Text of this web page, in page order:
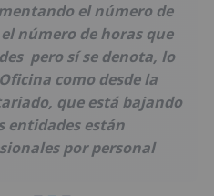
el número de
número de horas que
pero sí se denota, lo
como desde la
que está bajando
entidades están
por personal